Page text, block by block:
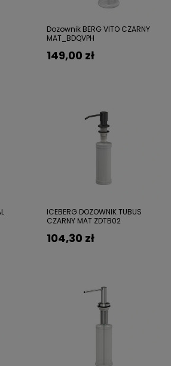
Dozownik BERG VITO CZARNY
MAT_BDQVPH
149,00 zł
ICEBERG DOZOWNIK TUBUS
CZARNY MAT ZDTB02
104,30 zł